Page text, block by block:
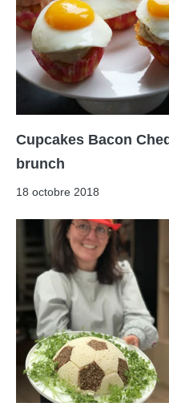
Cupcakes Bacon
brunch
18 octobre 2018